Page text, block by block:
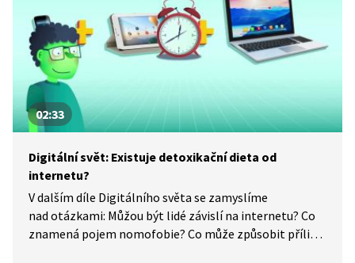
02:33
Digitální svět: Existuje detoxikační dieta od
internetu?
V dalším díle Digitálního světa se zamyslíme
nad otázkami: Můžou být lidé závislí na internetu? Co
znamená pojem nomofobie? Co může způsobit příliš